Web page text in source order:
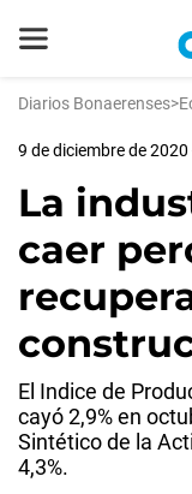
Diarios Bonaerenses>
9 de diciembre de 2020
La
caer
El Indice de
cayó 2,9% en
Sintético de la
4,3%.